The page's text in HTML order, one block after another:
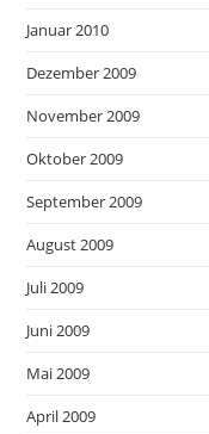
Januar 2010
Dezember 2009
November 2009
Oktober 2009
September 2009
August 2009
Juli 2009
Juni 2009
Mai 2009
April 2009